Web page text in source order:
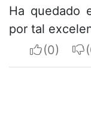
Ha quedado
por tal
I